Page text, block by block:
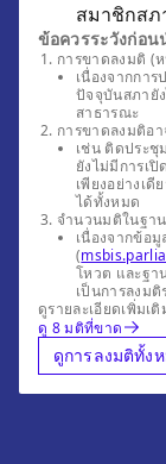
สมาชิกสภ
ข้อควรระวังก่อ
การขาดลงมติ (
เนื่องจากกา
ปัจจุบันสภายั
สาธารณะ
การขาดลงมติอ
เช่น ติดประ
ยังไม่มีการเ
เพียงอย่างเ
ได้ทั้งหมด
จำนวนมติในฐา
เนื่องจากข้อ
(
โหวต และฐา
เป็นการลงม
ดูรายละเอียดเพิ่มเติ
ดู 8 มติที่ขาด
ดูการลงมติทั้ง